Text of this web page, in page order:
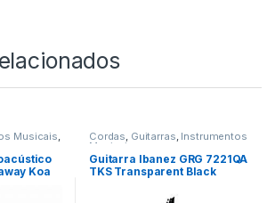
Musicais,
Koa
Cordas, Guitarras, Instrumentos
Musicais
Guitarra Ibanez GRG 7221QA
TKS Transparent Black